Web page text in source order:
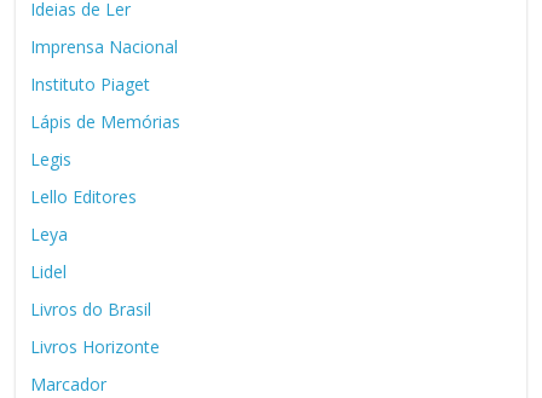
Ideias de Ler
Imprensa Nacional
Instituto Piaget
Lápis de Memórias
Legis
Lello Editores
Leya
Lidel
Livros do Brasil
Livros Horizonte
Marcador